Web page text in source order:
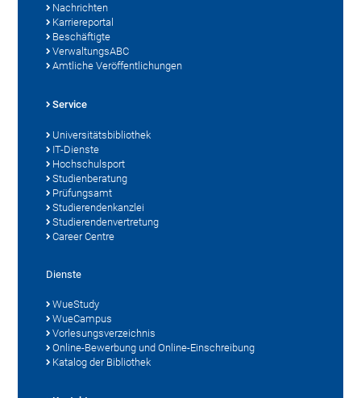
Nachrichten
Karriereportal
Beschäftigte
VerwaltungsABC
Amtliche Veröffentlichungen
Service
Universitätsbibliothek
IT-Dienste
Hochschulsport
Studienberatung
Prüfungsamt
Studierendenkanzlei
Studierendenvertretung
Career Centre
Dienste
WueStudy
WueCampus
Vorlesungsverzeichnis
Online-Bewerbung und Online-Einschreibung
Katalog der Bibliothek